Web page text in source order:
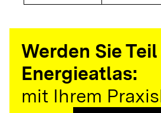
Werden Sie
Energieatlas:
mit Ihrem